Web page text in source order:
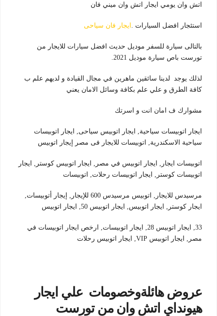
اتش وان يومي ايجار اتش وان ميني فان
استئجار افضل السيارات . ايجار فان سياحى
بالتالى سيارة للسفر موديل حديث افضل سيارات للايجار من
تورست باص سيارة موديل 2021.
لذلك يوجد لدينا سائقين ماهرين في مجال القيادة و لديهم علم ب
كافة الطرق و علي علم بكافة وسائل الامان يعني
مشوارك ف امان انت و اسرتك
ايجار اتوبيسات سياحية, ايجار اتوبيس سياحى, ايجار اتوبيسات
سياحية الاسكندرية, اتوبيسات للايجار فى مصر إيجار اتوبيس
اتوبيسات ايجار, ايجار اتوبيس في مصر, ايجار اتوبيس كوستر, ايجار
اتوبيسات كوستر, ايجار اتوبيسات رحلات, اتوبيسات
مرسيدس للايجار, اتوبيس مرسيدس 600 للإيجار, إيجار أتوبيسات,
ايجار كوستر, ايجار اتوبيس, ايجار اتوبيس 50, ايجار اتوبيس
33, ايجار اتوبيس 28, ايجار اتوبيسات, ارخص ايجار اتوبيسات في
مصر, ايجار اتوبيس VIP, ايجار اتوبيس رحلات
عروض هائلةوخصومات علي ايجار
هيونداي اتش وان من تورست